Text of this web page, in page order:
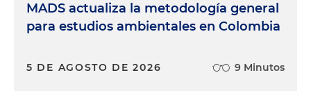
MADS actualiza la metodología general
para estudios ambientales en Colombia
5 DE AGOSTO DE 2026 9 Minutos